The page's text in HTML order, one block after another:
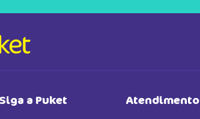
Siga a Puket Atendimento